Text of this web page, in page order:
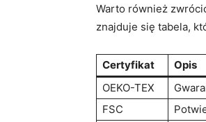
Warto również
znajduje się tabela,
Certyfikat
Opis
OEKO-TEX
FSC